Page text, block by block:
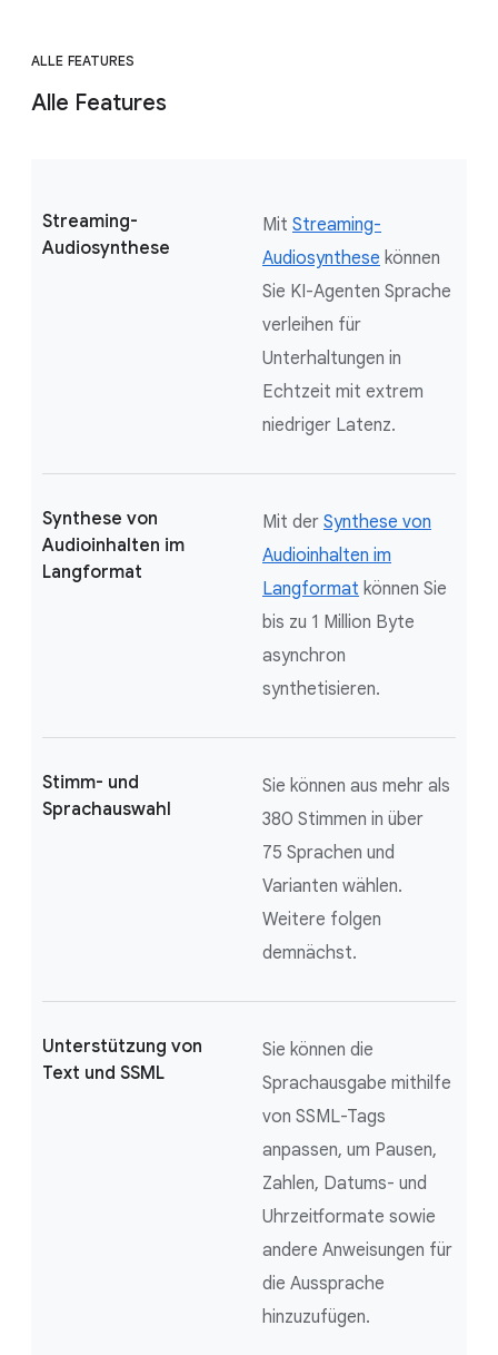
ALLE FEATURES
Alle Features
Streaming-
Audiosynthese
Mit Streaming-
Audiosynthese können
Sie KI-Agenten Sprache
verleihen für
Unterhaltungen in
Echtzeit mit extrem
niedriger Latenz.
Synthese von
Audioinhalten im
Langformat
Mit der Synthese von
Audioinhalten im
Langformat können Sie
bis zu 1 Million Byte
asynchron
synthetisieren.
Stimm- und
Sprachauswahl
Sie können aus mehr als
380 Stimmen in über
75 Sprachen und
Varianten wählen.
Weitere folgen
demnächst.
Unterstützung von
Text und SSML
Sie können die
Sprachausgabe mithilfe
von SSML-Tags
anpassen, um Pausen,
Zahlen, Datums- und
Uhrzeitformate sowie
andere Anweisungen für
die Aussprache
hinzuzufügen.